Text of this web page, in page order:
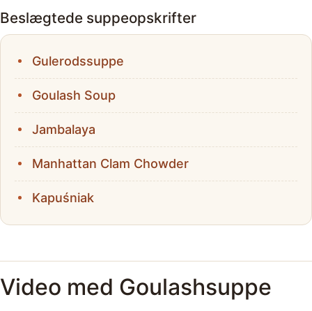
Beslægtede suppeopskrifter
Gulerodssuppe
Goulash Soup
Jambalaya
Manhattan Clam Chowder
Kapuśniak
Video med Goulashsuppe